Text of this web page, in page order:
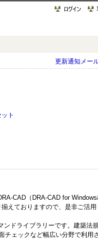
更新通知メー
ト
CAD（DRA-CAD for
えておりますので、是非ご活用
ンドライブラリーです。建築法
ェックなど幅広い分野で利用